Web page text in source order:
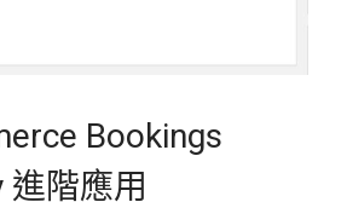
Bookings
進階應用